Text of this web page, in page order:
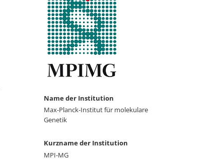
Name der Institution
Max-Planck-Institut für molekulare
Genetik
Kurzname der Institution
MPI-MG